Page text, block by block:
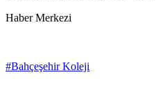
Haber Merkezi
#Bahçeşehir Koleji